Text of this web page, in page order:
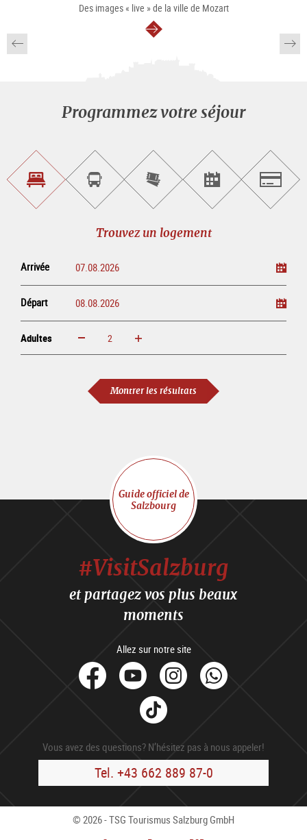
Des images « live » de la ville de Mozart
Continuer
Programmez votre séjour
Trouvez
un
logement
Réservez
un
tour
Achetez
les
billets
ligne
Trouvez
des
manifestations
Trouvez un logement
Arrivée
Départ
Adultes Augmenter Réduire
Montrer les résultats
Guide officiel de
Salzbourg
#VisitSalzburg
et partagez vos plus beaux
moments
Allez sur notre site
facebook
YoutubeInstagram
Tik
Tok
Vous avez des questions? N’hésitez pas à nous appeler!
Tel. +43 662 889 87-0
© 2026 - TSG Tourismus Salzburg GmbH